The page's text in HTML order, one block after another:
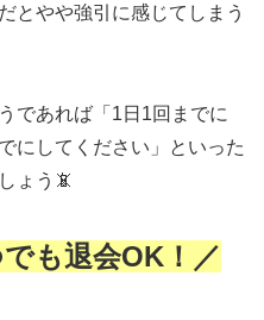
とやや強引に感じてしまう
であれば「1日1回までに
にしてください」といった
ょう📵
も退会OK！／